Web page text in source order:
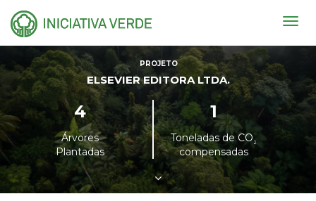
PROJETO
ELSEVIER EDITORA LTDA.
4
Árvores
Plantadas
1
Toneladas de CO²
compensadas